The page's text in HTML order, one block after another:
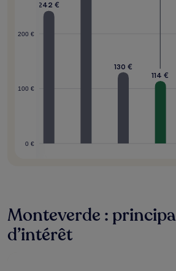
0 €
100 €
200 €
242 €
130 €
114 €
Monteverde :
d’intérêt